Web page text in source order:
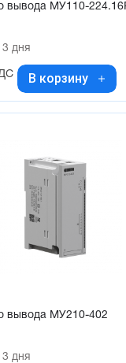
вывода МУ110-
3 дня
В корзину
вывода МУ210-402
3 дня